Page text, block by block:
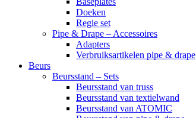
Doeken
Regie set
Pipe & Drape – Accessoires
Adapters
Verbruiksartikelen pipe & drape
Beurs
Beursstand – Sets
Beursstand van truss
Beursstand van textielwand
Beursstand van ATOMIC